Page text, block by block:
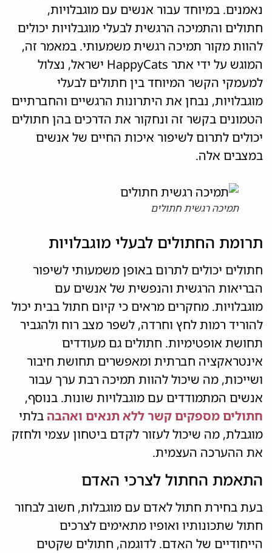
נאמנים. במיוחד עבור אנשים עם מוגבלויות,
חתולים והתמיכה הרגשית לבעלי מוגבלויות יכולים
להוות מקור תמיכה רגשית משמעותי. במאמר זה,
המוגש על ידי אתר HappyCats ישראל, נצלול
למעמקי הקשר המיוחד בין חתולים לבעלי
מוגבלויות, נבחן את היתרונות הרגשיים והחברתיים
הטמונים בקשר זה ונחקור את הדרכים בהן חתולים
יכולים לתרום לשיפור איכות החיים של אנשים
במצבים אלה.
תמיכה רגשית חתולים
תרומת החתולים לבעלי מוגבלויות
חתולים יכולים לתרום באופן משמעותי לשיפור
הבריאות הרגשית והנפשית של אנשים עם
מוגבלויות. מחקרים מראים כי קיום חתול בבית יכול
להוריד רמות לחץ וחרדה, לשפר מצב רוח ולהגביר
תחושת אופטימיות. חתולים גם מעודדים
אינטראקציה חברתית ומאפשרים תחושת חיבור
ושייכות, מה שיכול להוות תמיכה רבת ערך עבור
אנשים המתמודדים עם מוגבלויות שונות. בנוסף,
חתולים מספקים קשר ללא תנאים ואהבה בלתי
מוגבלת, מה שיכול לעזור לקדם ביטחון עצמי ולחזק
את ההערכה העצמית.
התאמת החתול לצרכי האדם
בעת בחירת חתול לאדם עם מוגבלות, חשוב לבחור
חתול שתכונותיו ואופיו מתאימים לצרכים
הייחודיים של האדם. לדוגמה, חתולים שקטים